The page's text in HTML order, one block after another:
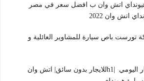
هيونداي اتش وان ب افضل سعر في مصر
اتش وان 2022
تورست باص سيارة للمشاوير العائلية و
بالتالى اتش وان للايجار اليومي |h1للايجار بدون سائق| اتش وان